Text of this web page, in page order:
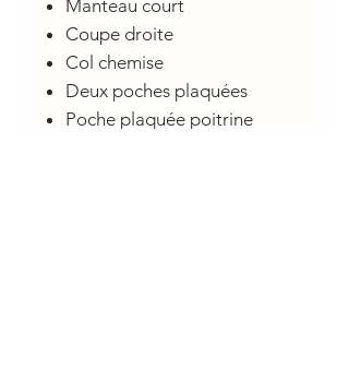
Manteau court
Coupe droite
Col chemise
Deux poches plaquées
Poche plaquée poitrine